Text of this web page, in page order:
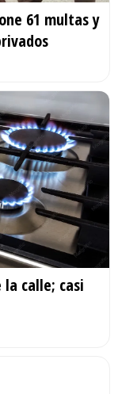
61 multas y
la calle; casi